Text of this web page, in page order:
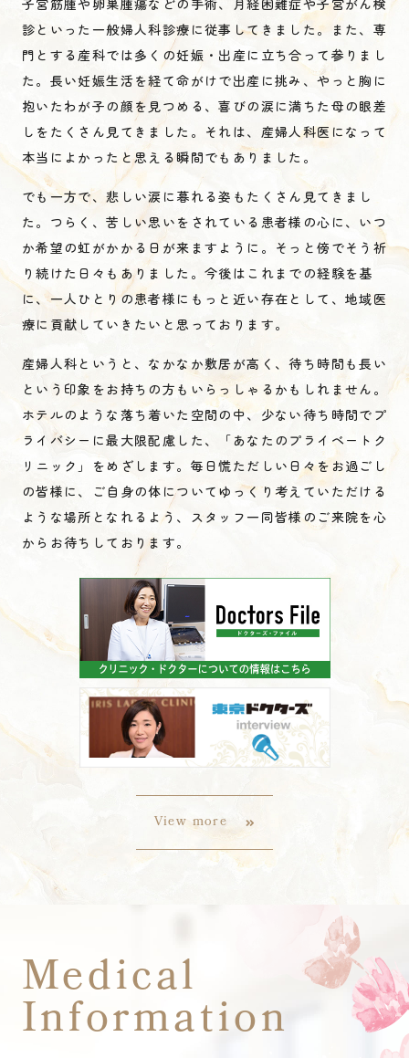
診といった一般婦人科診療に従事してきました。また、専
門とする産科では多くの妊娠・出産に立ち合って参りまし
た。長い妊娠生活を経て命がけで出産に挑み、やっと胸に
抱いたわが子の顔を見つめる、喜びの涙に満ちた母の眼差
しをたくさん見てきました。それは、産婦人科医になって
本当によかったと思える瞬間でもありました。
でも一方で、悲しい涙に暮れる姿もたくさん見てきまし
た。つらく、苦しい思いをされている患者様の心に、いつ
か希望の虹がかかる日が来ますように。そっと傍でそう祈
り続けた日々もありました。今後はこれまでの経験を基
に、一人ひとりの患者様にもっと近い存在として、地域医
療に貢献していきたいと思っております。
産婦人科というと、なかなか敷居が高く、待ち時間も長い
という印象をお持ちの方もいらっしゃるかもしれません。
ホテルのような落ち着いた空間の中、少ない待ち時間でプ
ライバシーに最大限配慮した、「あなたのプライベートク
リニック」をめざします。毎日慌ただしい日々をお過ごし
の皆様に、ご自身の体についてゆっくり考えていただける
ような場所となれるよう、スタッフ一同皆様のご来院を心
からお待ちしております。
View more
Medical
Information